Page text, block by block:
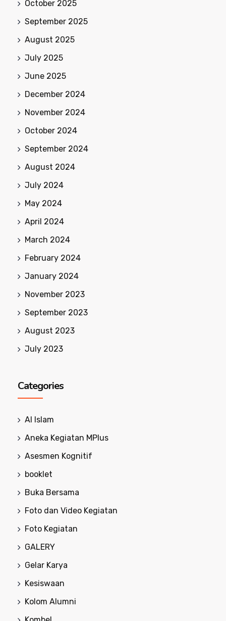
October 2025
September 2025
August 2025
July 2025
June 2025
December 2024
November 2024
October 2024
September 2024
August 2024
July 2024
May 2024
April 2024
March 2024
February 2024
January 2024
November 2023
September 2023
August 2023
July 2023
Categories
Al Islam
Aneka Kegiatan MPlus
Asesmen Kognitif
booklet
Buka Bersama
Foto dan Video Kegiatan
Foto Kegiatan
GALERY
Gelar Karya
Kesiswaan
Kolom Alumni